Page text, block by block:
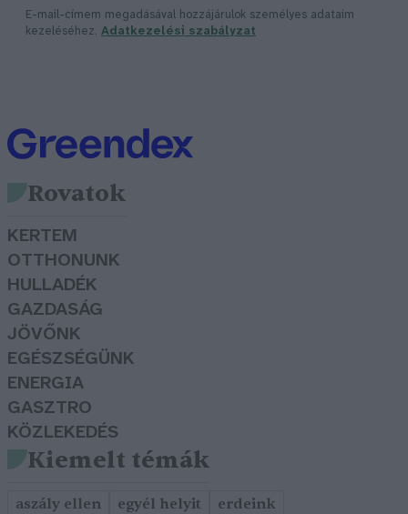
E-mail-címem megadásával hozzájárulok személyes adataim
kezeléséhez. Adatkezelési szabályzat
Rovatok
KERTEM
OTTHONUNK
HULLADÉK
GAZDASÁG
JÖVŐNK
EGÉSZSÉGÜNK
ENERGIA
GASZTRO
KÖZLEKEDÉS
Kiemelt témák
aszály ellen egyél helyit
erdeink